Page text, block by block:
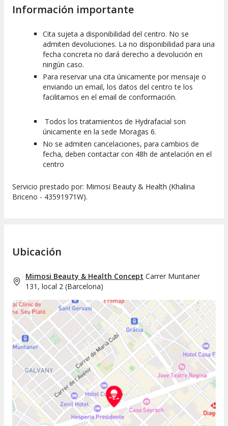
Información importante
Cita sujeta a disponibilidad del centro. No se
admiten devoluciones. La no disponibilidad para una
fecha concreta no dará derecho a devolución en
ningún caso.
Para reservar una cita únicamente por mensaje o
enviando un email, los datos del centro te los
facilitamos en el email de conformación.
Todos los tratamientos de Hydrafacial son
únicamente en la sede Moragas 6.
No se admiten cancelaciones, para cambios de
fecha, deben contactar con 48h de antelación en el
centro
Servicio prestado por: Mimosi Beauty & Health (Khalina
Briceno - 43591971W).
Ubicación
Mimosi Beauty & Health Concept Carrer Muntaner
131, local 2(Barcelona)